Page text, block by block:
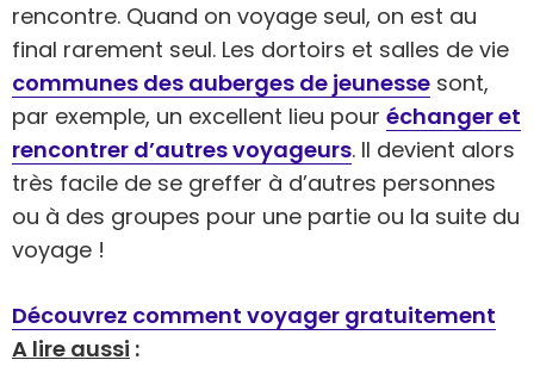
rencontre. Quand on voyage seul, on est au
final rarement seul. Les dortoirs et salles de vie
communes des auberges de jeunesse sont,
par exemple, un excellent lieu pour échanger et
rencontrer d’autres voyageurs. Il devient alors
très facile de se greffer à d’autres personnes
ou à des groupes pour une partie ou la suite du
voyage !
Découvrez comment voyager gratuitement
A lire aussi :